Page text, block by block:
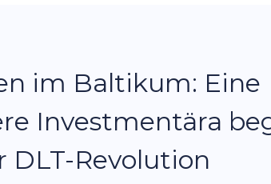
im Baltikum: Eine
Investmentära
DLT-Revolution